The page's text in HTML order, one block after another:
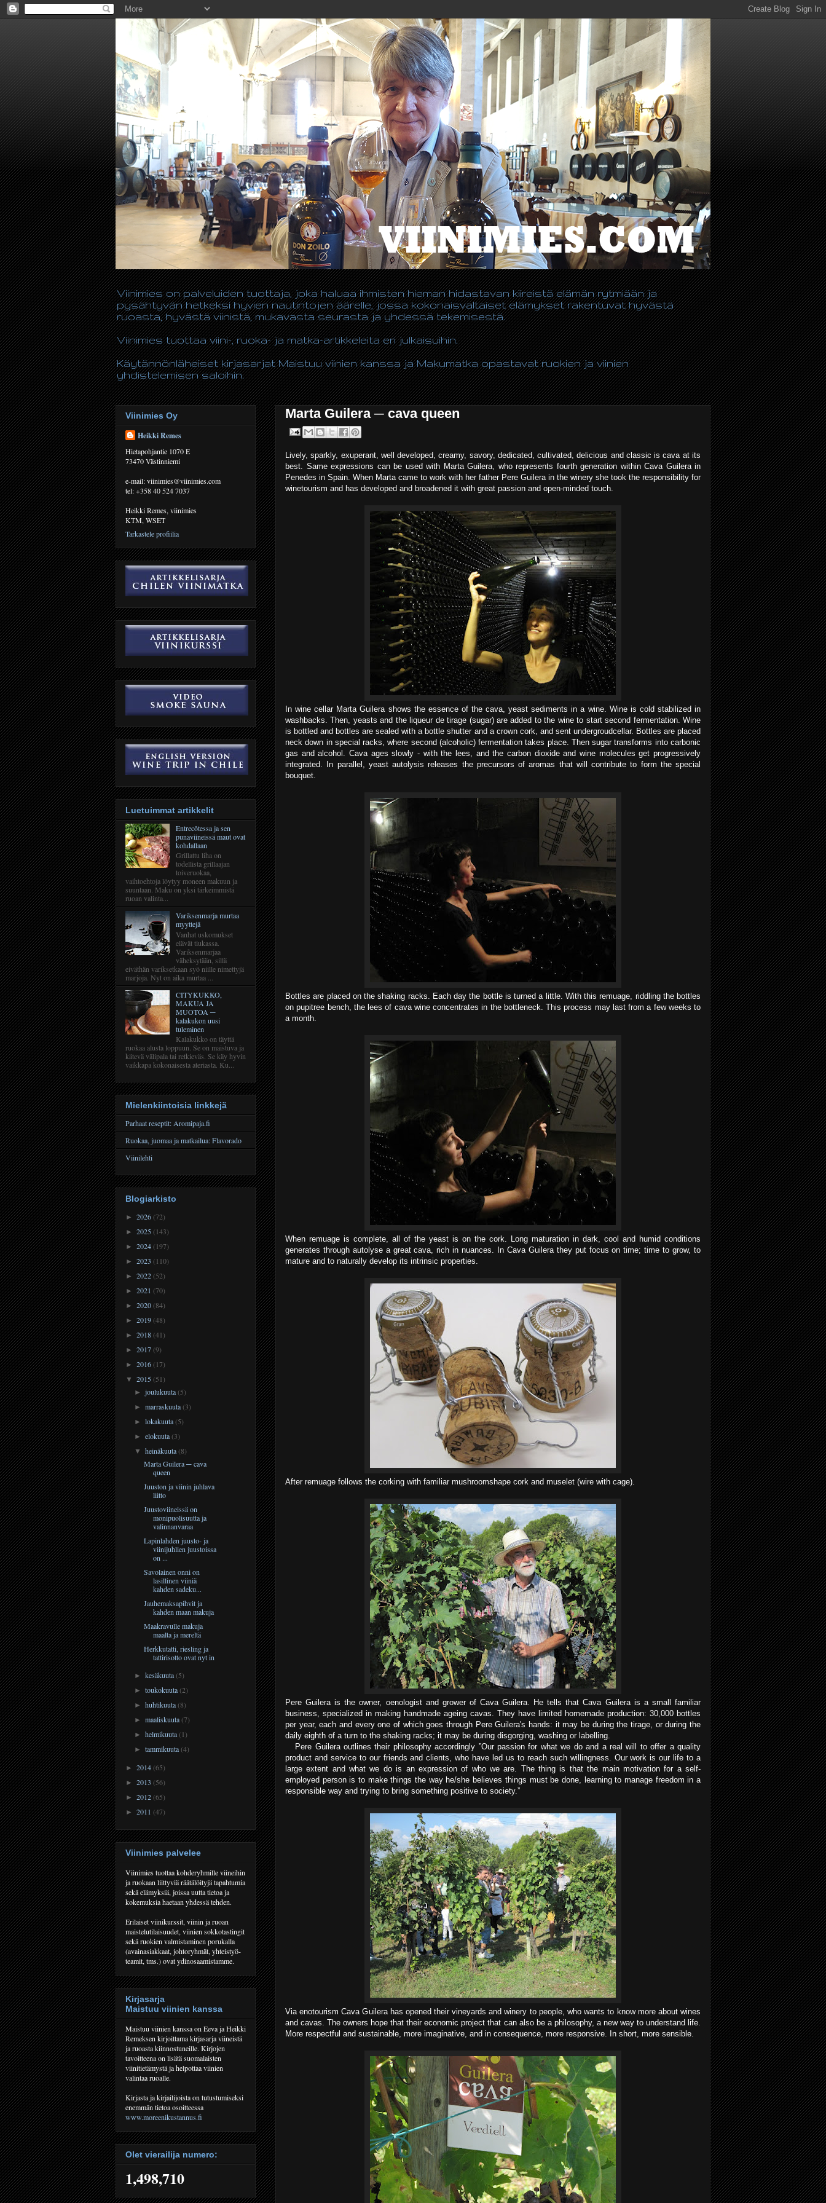
Viinimies on palveluiden tuottaja, joka haluaa ihmisten hieman hidastavan kiireistä elämän rytmiään ja
pysähtyvän hetkeksi hyvien nautintojen äärelle, jossa kokonaisvaltaiset elämykset rakentuvat hyvästä
ruoasta, hyvästä viinistä, mukavasta seurasta ja yhdessä tekemisestä.
Viinimies tuottaa viini-, ruoka- ja matka-artikkeleita eri julkaisuihin.
Käytännönläheiset kirjasarjat Maistuu viinien kanssa ja Makumatka opastavat ruokien ja viinien
yhdistelemisen saloihin.
Marta Guilera ─ cava queen
Lively, sparkly, exuperant, well developed, creamy, savory, dedicated, cultivated, delicious and classic is cava at its
best. Same expressions can be used with Marta Guilera, who represents fourth generation within Cava Guilera in
Penedes in Spain. When Marta came to work with her father Pere Guilera in the winery she took the responsibility for
winetourism and has developed and broadened it with great passion and open-minded touch.
In wine cellar Marta Guilera shows the essence of the cava, yeast sediments in a wine. Wine is cold stabilized in
washbacks. Then, yeasts and the liqueur de tirage (sugar) are added to the wine to start second fermentation. Wine
is bottled and bottles are sealed with a bottle shutter and a crown cork, and sent undergroudcellar. Bottles are placed
neck down in special racks, where second (alcoholic) fermentation takes place. Then sugar transforms into carbonic
gas and alcohol. Cava ages slowly - with the lees, and the carbon dioxide and wine molecules get progressively
integrated. In parallel, yeast autolysis releases the precursors of aromas that will contribute to form the special
bouquet.
Bottles are placed on the shaking racks. Each day the bottle is turned a little. With this remuage, riddling the bottles
on pupitree bench, the lees of cava wine concentrates in the bottleneck. This process may last from a few weeks to
a month.
When remuage is complete, all of the yeast is on the cork. Long maturation in dark, cool and humid conditions
generates through autolyse a great cava, rich in nuances. In Cava Guilera they put focus on time; time to grow, to
mature and to naturally develop its intrinsic properties.
After remuage follows the corking with familiar mushroomshape cork and muselet (wire with cage).
Pere Guilera is the owner, oenologist and grower of Cava Guilera. He tells that Cava Guilera is a small familiar
business, specialized in making handmade ageing cavas. They have limited homemade production: 30,000 bottles
per year, each and every one of which goes through Pere Guilera's hands: it may be during the tirage, or during the
daily eighth of a turn to the shaking racks; it may be during disgorging, washing or labelling.
Pere Guilera outlines their philosophy accordingly ”Our passion for what we do and a real will to offer a quality
product and service to our friends and clients, who have led us to reach such willingness. Our work is our life to a
large extent and what we do is an expression of who we are. The thing is that the main motivation for a self-
employed person is to make things the way he/she believes things must be done, learning to manage freedom in a
responsible way and trying to bring something positive to society.”
Via enotourism Cava Guilera has opened their vineyards and winery to people, who wants to know more about wines
and cavas. The owners hope that their economic project that can also be a philosophy, a new way to understand life.
More respectful and sustainable, more imaginative, and in consequence, more responsive. In short, more sensible.
Viinimies Oy
Heikki Remes
Hietapohjantie 1070 E
73470 Västinniemi
e-mail: viinimies@viinimies.com
tel: +358 40 524 7037
Heikki Remes, viinimies
KTM, WSET
Tarkastele profiilia
Luetuimmat artikkelit
Entrecôtessa ja sen
punaviineissä maut ovat
kohdallaan
Grillattu liha on
todellista grillaajan
toiveruokaa,
vaihtoehtoja löytyy moneen makuun ja
suuntaan. Maku on yksi tärkeimmistä
ruoan valinta...
Variksenmarja murtaa
myyttejä
Vanhat uskomukset
elävät tiukassa.
Variksenmarjaa
väheksytään, sillä
eiväthän variksetkaan syö niille nimettyjä
marjoja. Nyt on aika murtaa ...
CITYKUKKO,
MAKUA JA
MUOTOA ─
kalakukon uusi
tuleminen
Kalakukko on täyttä
ruokaa alusta loppuun. Se on maistuva ja
kätevä välipala tai retkieväs. Se käy hyvin
vaikkapa kokonaisesta ateriasta. Ku...
Mielenkiintoisia linkkejä
Parhaat reseptit: Aromipaja.fi
Ruokaa, juomaa ja matkailua: Flavorado
Viinilehti
Blogiarkisto
► 2026(72)
► 2025(143)
► 2024(197)
► 2023 (110)
► 2022(52)
► 2021 (70)
► 2020(84)
► 2019(48)
► 2018(41)
► 2017(9)
► 2016(17)
▼ 2015(51)
►joulukuuta(5)
►marraskuuta(3)
►lokakuuta(5)
►elokuuta(3)
▼heinäkuuta(8)
Marta Guilera ─ cava
queen
Juuston ja viinin juhlava
liitto
Juustoviineissä on
monipuolisuutta ja
valinnanvaraa
Lapinlahden juusto- ja
viinijuhlien juustoissa
on ...
Savolainen onni on
lasillinen viiniä
kahden sadeku...
Jauhemaksapihvit ja
kahden maan makuja
Maakravulle makuja
maalta ja mereltä
Herkkutatti, riesling ja
tattirisotto ovat nyt in
►kesäkuuta(5)
►toukokuuta(2)
►huhtikuuta(8)
►maaliskuuta(7)
►helmikuuta(1)
►tammikuuta(4)
► 2014(65)
► 2013 (56)
► 2012(65)
► 2011 (47)
Viinimies palvelee
Viinimies tuottaa kohderyhmille viineihin
ja ruokaan liittyviä räätälöityjä tapahtumia
sekä elämyksiä, joissa uutta tietoa ja
kokemuksia haetaan yhdessä tehden.
Erilaiset viinikurssit, viinin ja ruoan
maistelutilaisuudet, viinien sokkotastingit
sekä ruokien valmistaminen porukalla
(avainasiakkaat, johtoryhmät, yhteistyö-
teamit, tms.) ovat ydinosaamistamme.
Kirjasarja
Maistuu viinien kanssa
Maistuu viinien kanssa on Eeva ja Heikki
Remeksen kirjoittama kirjasarja viineistä
ja ruoasta kiinnostuneille. Kirjojen
tavoitteena on lisätä suomalaisten
viinitietämystä ja helpottaa viinien
valintaa ruoalle.
Kirjasta ja kirjailijoista on tutustumiseksi
enemmän tietoa osoitteessa
www.moreenikustannus.fi
Olet vierailija numero:
1,498,710